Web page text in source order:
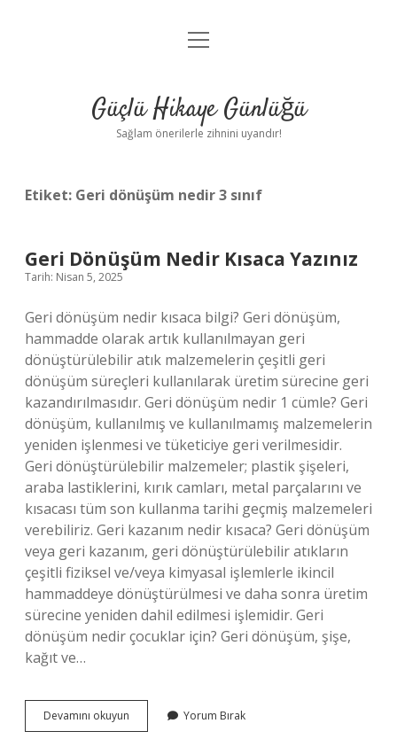
Anasayfa
Yasal Uyarı
menüyü
Güçlü Hikaye Günlüğü
Sağlam önerilerle zihnini uyandır!
Etiket: Geri dönüşüm nedir 3 sınıf
Geri Dönüşüm Nedir Kısaca Yazınız
Tarih: Nisan 5, 2025
Geri dönüşüm nedir kısaca bilgi? Geri dönüşüm,
hammadde olarak artık kullanılmayan geri
dönüştürülebilir atık malzemelerin çeşitli geri
dönüşüm süreçleri kullanılarak üretim sürecine geri
kazandırılmasıdır. Geri dönüşüm nedir 1 cümle? Geri
dönüşüm, kullanılmış ve kullanılmamış malzemelerin
yeniden işlenmesi ve tüketiciye geri verilmesidir.
Geri dönüştürülebilir malzemeler; plastik şişeleri,
araba lastiklerini, kırık camları, metal parçalarını ve
kısacası tüm son kullanma tarihi geçmiş malzemeleri
verebiliriz. Geri kazanım nedir kısaca? Geri dönüşüm
veya geri kazanım, geri dönüştürülebilir atıkların
çeşitli fiziksel ve/veya kimyasal işlemlerle ikincil
hammaddeye dönüştürülmesi ve daha sonra üretim
sürecine yeniden dahil edilmesi işlemidir. Geri
dönüşüm nedir çocuklar için? Geri dönüşüm, şişe,
kağıt ve…
Devamını okuyun
Dönüşüm
Yorum Bırak